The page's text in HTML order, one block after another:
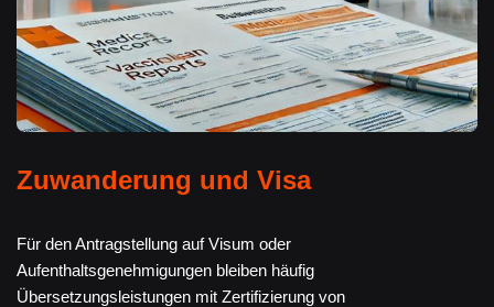
Zuwanderung und Visa
Für den Antragstellung auf Visum oder
Aufenthaltsgenehmigungen bleiben häufig
Übersetzungsleistungen mit Zertifizierung von